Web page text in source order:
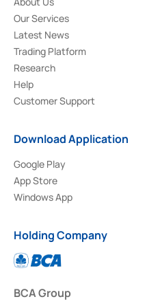
Our Services
Latest News
Trading Platform
Research
Help
Customer Support
Download Application
Google Play
App Store
Windows App
Holding Company
BCA Group